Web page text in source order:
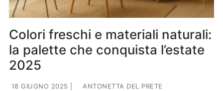
Colori freschi e materiali naturali:
la palette che conquista l’estate
2025
18 GIUGNO 2025
ANTONETTA DEL PRETE